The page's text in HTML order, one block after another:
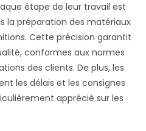
étape de leur travail est
la préparation des matériaux
Cette précision garantit
conformes aux normes
des clients. De plus, les
les délais et les consignes
apprécié sur les